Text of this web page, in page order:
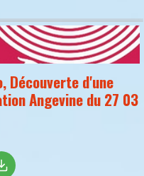
Découverte d'une
Angevine du 27 03